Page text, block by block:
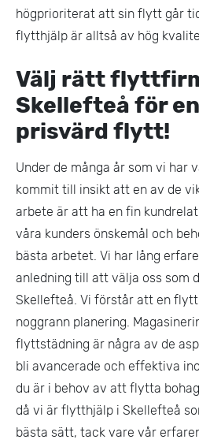
högprioriterat att sin flytt går
flytthjälp är alltså av hög
Välj rätt
Skellefteå för
prisvärd flytt!
Under de många år som vi har
kommit till insikt att en av de
arbete är att ha en fin
våra kunders önskemål och
bästa arbetet. Vi har lång
anledning till att välja oss som
Skellefteå. Vi förstår att en
noggrann planering.
flyttstädning är några av de
bli avancerade och effektiva
du är i behov av att flytta
då vi är flytthjälp i Skellefteå
bästa sätt, tack vare vår